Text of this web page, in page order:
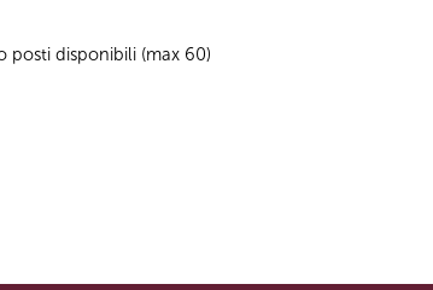
posti disponibili (max 60)